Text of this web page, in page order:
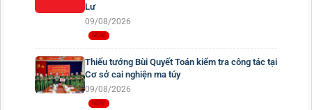
Lư
09/08/2026
Thiếu tướng Bùi Quyết Toán kiểm tra công tác tại
Cơ sở cai nghiện ma túy
09/08/2026